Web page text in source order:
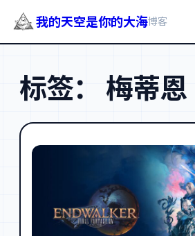
我的天空是你的大海博客
标签： 梅蒂恩